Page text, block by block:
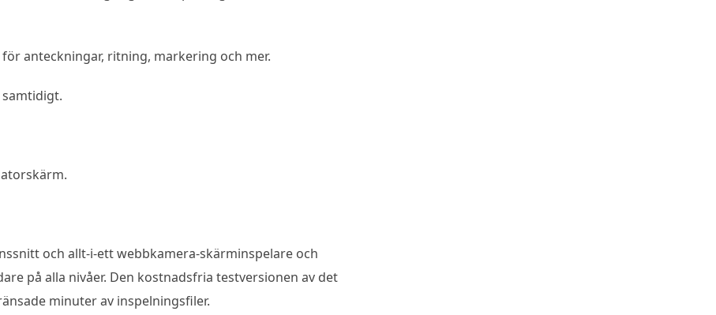
anteckningar, ritning, markering och mer.
och allt-i-ett webbkamera-skärminspelare och
på alla nivåer. Den kostnadsfria testversionen av det
minuter av inspelningsfiler.